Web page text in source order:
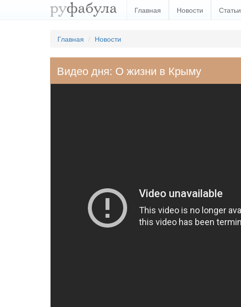
Главная Новости Статьи
Главная Новости
Видео дня: О жизни в Крыму